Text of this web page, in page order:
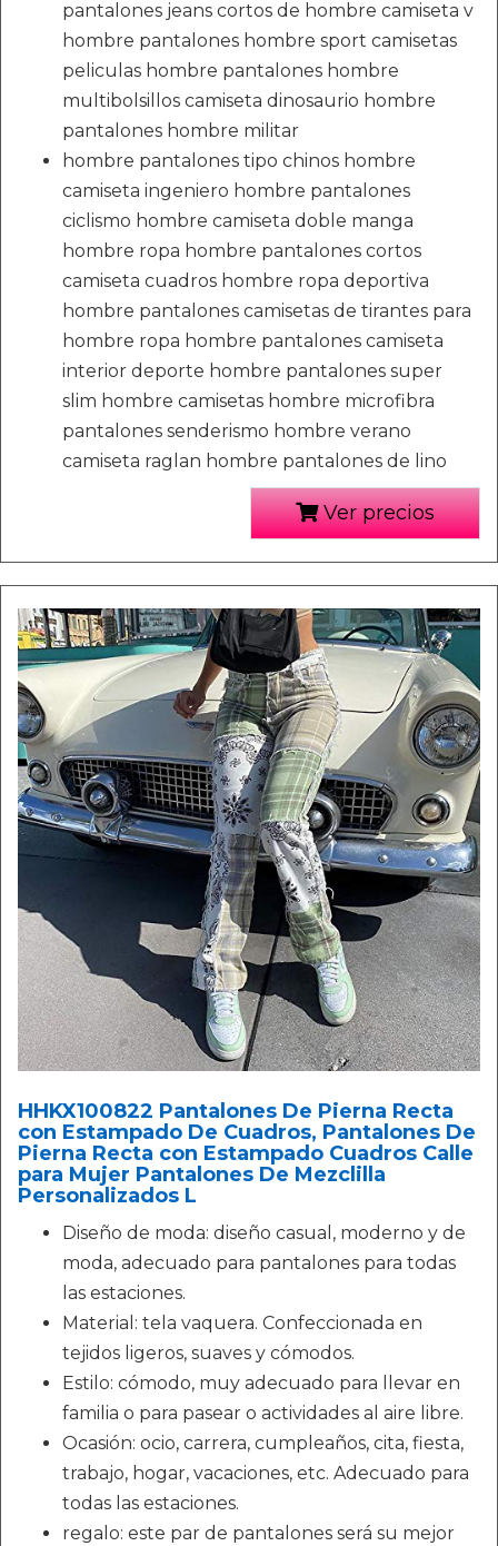
pantalones jeans cortos de hombre camiseta v
hombre pantalones hombre sport camisetas
peliculas hombre pantalones hombre
multibolsillos camiseta dinosaurio hombre
pantalones hombre militar
hombre pantalones tipo chinos hombre
camiseta ingeniero hombre pantalones
ciclismo hombre camiseta doble manga
hombre ropa hombre pantalones cortos
camiseta cuadros hombre ropa deportiva
hombre pantalones camisetas de tirantes para
hombre ropa hombre pantalones camiseta
interior deporte hombre pantalones super
slim hombre camisetas hombre microfibra
pantalones senderismo hombre verano
camiseta raglan hombre pantalones de lino
Ver precios
HHKX100822 Pantalones De Pierna Recta
con Estampado De Cuadros, Pantalones De
Pierna Recta con Estampado Cuadros Calle
para Mujer Pantalones De Mezclilla
Personalizados L
Diseño de moda: diseño casual, moderno y de
moda, adecuado para pantalones para todas
las estaciones.
Material: tela vaquera. Confeccionada en
tejidos ligeros, suaves y cómodos.
Estilo: cómodo, muy adecuado para llevar en
familia o para pasear o actividades al aire libre.
Ocasión: ocio, carrera, cumpleaños, cita, fiesta,
trabajo, hogar, vacaciones, etc. Adecuado para
todas las estaciones.
regalo: este par de pantalones será su mejor